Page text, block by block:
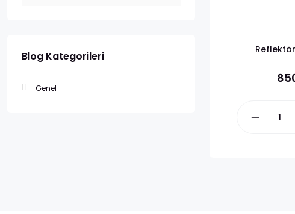
Blog Kategorileri
Genel